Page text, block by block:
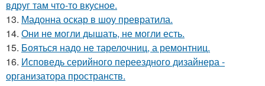
вдруг там что-то вкусное.
13. Мадонна оскар в шоу превратила.
14. Они не могли дышать, не могли есть.
15. Бояться надо не тарелочниц, а ремонтниц.
16. Исповедь серийного переездного дизайнера -
организатора пространств.